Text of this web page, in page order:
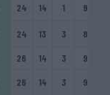
24 14 1 9
24 13 3 8
26 14 3 9
26 14 3 9